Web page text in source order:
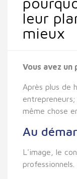
leur
mieux
Vous avez un
Après plus de
même chose
Au
L'image, le